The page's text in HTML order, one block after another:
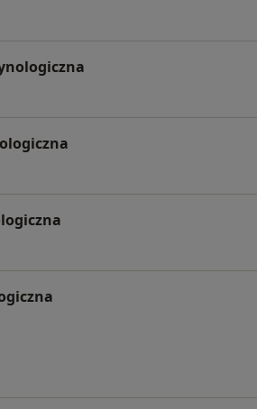
endokrynologiczna
dermatologiczna
diabetologiczna
gastrologiczna